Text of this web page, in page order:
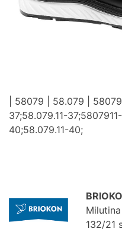
| 58079 | 58.079 |
37;58.079.11-
40;58.079.11-40;
132/21